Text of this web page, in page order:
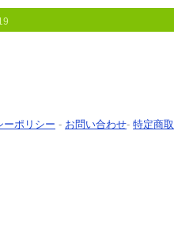
ーポリシー - お問い合わせ- 特定商